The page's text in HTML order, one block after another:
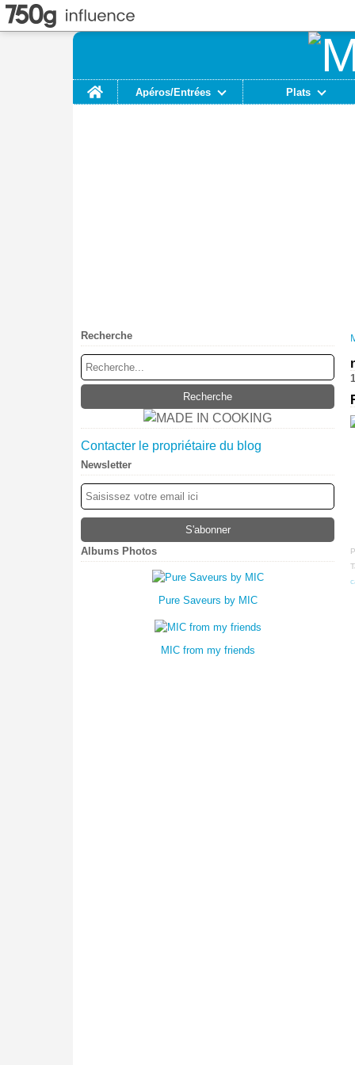
Home
Apéros/Entrées Plats
Recherche
Contacter le propriétaire du blog
Newsletter
Albums Photos
Pure Saveurs by MIC
MIC from my friends